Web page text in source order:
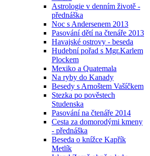
Astrologie v denním životě -
přednáška
Noc s Andersenem 2013
Pasování dětí na čtenáře 2013
Havajské ostrovy - beseda
Hudební pořad s Mgr.Karlem
Plockem
Mexiko a Quatemala
Na ryby do Kanady
Besedy s Arnoštem Vašíčkem
Stezka po pověstech
Studenska
Pasování na čtenáře 2014
Cesta za domorodými kmeny
- přednáška
Beseda o knížce Kapřík
Metlík